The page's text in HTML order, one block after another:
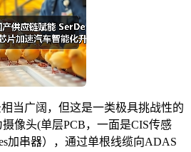
当广阔，但这是一类极具挑战性的
像头(单层PCB，一面是CIS传感
加串器），通过单根线缆向ADAS